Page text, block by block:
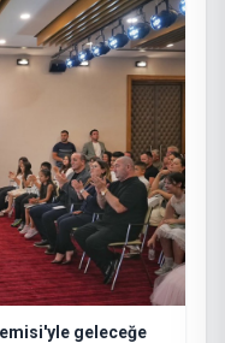
geleceğe